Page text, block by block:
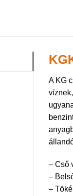
A KG
– Cső
–
–